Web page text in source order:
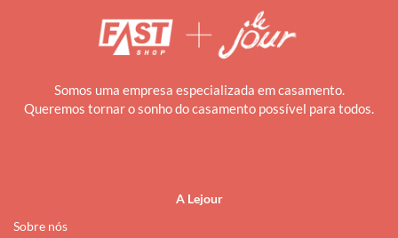
Somos uma empresa especializada em casamento.
Queremos tornar o sonho do casamento possível para todos.
A Lejour
Sobre nós